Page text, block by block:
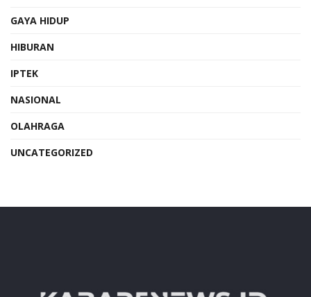
GAYA HIDUP
HIBURAN
IPTEK
NASIONAL
OLAHRAGA
UNCATEGORIZED